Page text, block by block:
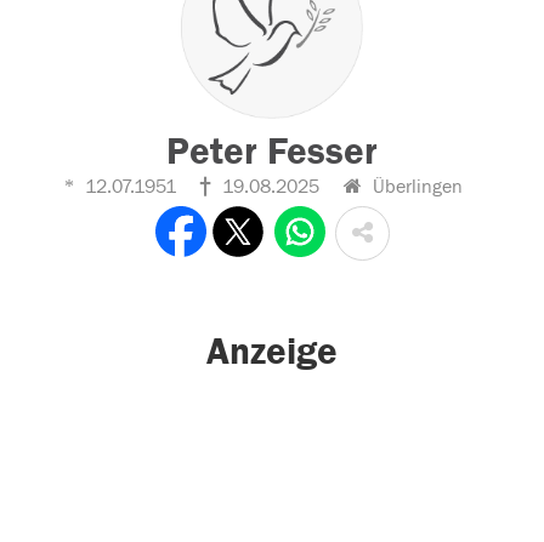
Peter Fesser
12.07.1951 19.08.2025 Überlingen
Anzeige